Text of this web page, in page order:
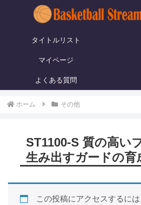
タイトルリスト
マイページ
よくある質問
ホーム その他
ST1100-S 質の高い
生み出すガードの育
この投稿にアクセスするには